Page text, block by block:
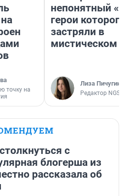
точку на
непонятный
герои которого
застряли в
мистическом
Лиза Пичугина
Редактор
с
блогерша из
рассказала об